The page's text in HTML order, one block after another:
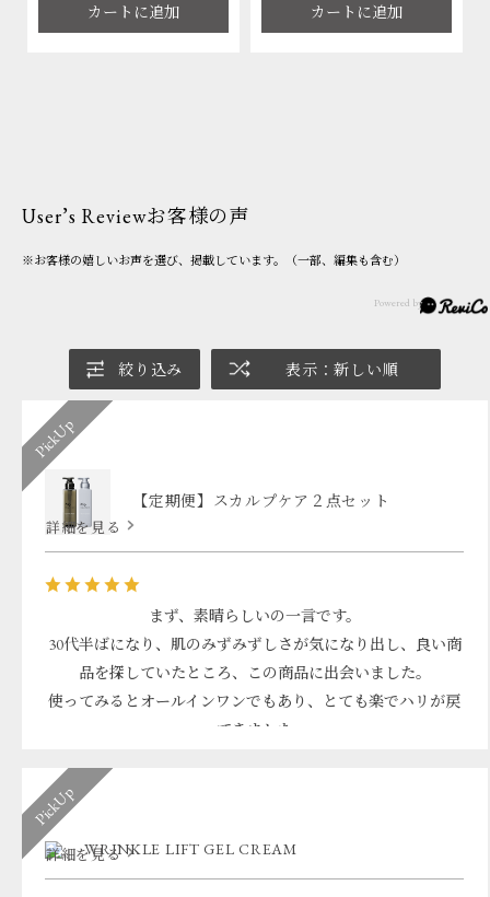
カートに追加
カートに追加
User’s Reviewお客様の声
※お客様の嬉しいお声を選び、掲載しています。（一部、編集も含む）
絞り込み 表示：新しい順
【定期便】スカルプケア２点セット
詳細を見る
まず、素晴らしいの一言です。
30代半ばになり、肌のみずみずしさが気になり出し、良い商
品を探していたところ、この商品に出会いました。
使ってみるとオールインワンでもあり、とても楽でハリが戻
ってきました。
いきたいと思います。これからもよろしくお願いします。
WRINKLE LIFT GEL CREAM
詳細を見る